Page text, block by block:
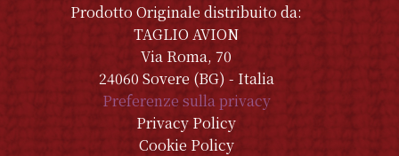
Prodotto Originale distribuito da:
TAGLIO AVION
Via Roma, 70
24060 Sovere (BG) - Italia
Preferenze sulla privacy
Privacy Policy
Cookie Policy